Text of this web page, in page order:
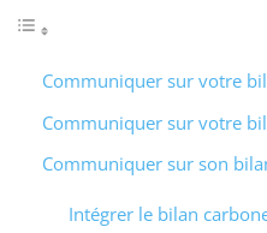
Communiquer sur votre
Communiquer sur votre
Communiquer sur son
Intégrer le bilan